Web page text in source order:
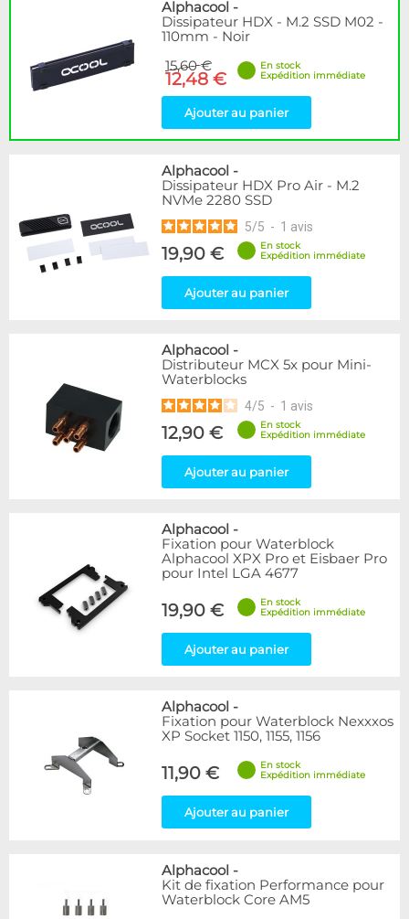
Disponibilité / Promotions
Articles en promotions
Appliquer
Alphacool -
Dissipateur HDX - M.2 SSD M02 -
110mm - Noir
15,60 €
12,48 €
En stock
Expédition immédiate
Ajouter au panier
Alphacool -
Dissipateur HDX Pro Air - M.2
NVMe 2280 SSD
5/5 - 1 avis
19,90 €
En stock
Expédition immédiate
Ajouter au panier
Alphacool -
Distributeur MCX 5x pour Mini-
Waterblocks
4/5 - 1 avis
12,90 €
En stock
Expédition immédiate
Ajouter au panier
Alphacool -
Fixation pour Waterblock
Alphacool XPX Pro et Eisbaer Pro
pour Intel LGA 4677
19,90 €
En stock
Expédition immédiate
Ajouter au panier
Alphacool -
Fixation pour Waterblock Nexxxos
XP Socket 1150, 1155, 1156
11,90 €
En stock
Expédition immédiate
Ajouter au panier
Alphacool -
Kit de fixation Performance pour
Waterblock Core AM5